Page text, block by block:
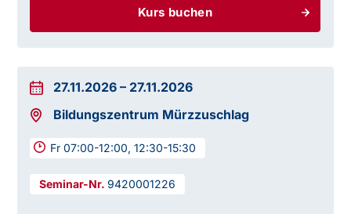
Kurs buchen
27.11.2026 – 27.11.2026
Bildungszentrum Mürzzuschlag
Fr 07:00-12:00, 12:30-15:30
9420001226